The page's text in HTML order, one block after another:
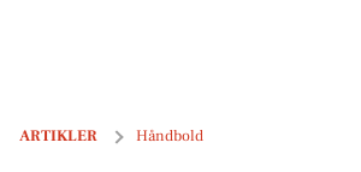
ARTIKLER Håndbold
Viby IF triumferer i afgørende 4-points kamp